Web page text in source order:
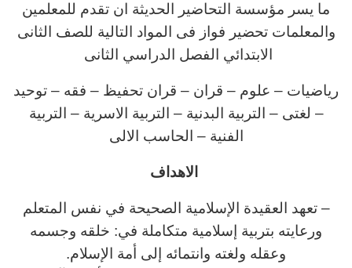
ما يسر مؤسسة التحاضير الحديثة ان تقدم للمعلمين
والمعلمات تحضير فواز فى المواد التالية للصف الثانى
الابتدائي الفصل الدراسي الثانى
رياضيات – علوم – قران – قران تحفيظ – فقه – توحيد
– لغتى – التربية البدنية – التربية الاسرية – التربية
الفنية – الحاسب الالى
الاهداف
– تعهد العقيدة الإسلامية الصحيحة في نفس المتعلم
ورعايته بتربية إسلامية متكاملة في: خلقه وجسمه
وعقله ولغته وانتمائه إلى أمة الإسلام.